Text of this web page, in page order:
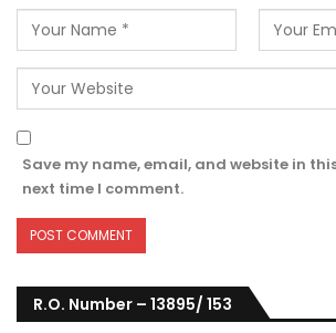
Save my name, email, and website in
next time I comment.
R.O. Number – 13895/ 153